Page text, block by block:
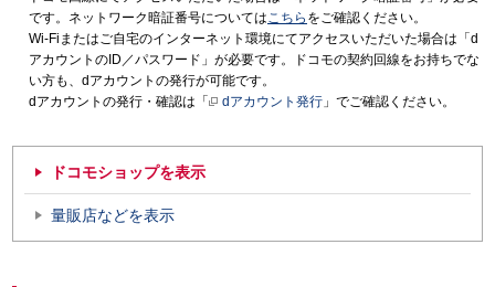
です。ネットワーク暗証番号についてはこちら をご確認ください。
Wi-Fiまたはご自宅のインターネット環境にてアクセスいただいた場合は「d
アカウントのID／パスワード」が必要です。ドコモの契約回線をお持ちでな
い方も、dアカウントの発行が可能です。
dアカウントの発行・確認は「
dアカウント発行 」でご確認ください。
ドコモショップを表示
量販店などを表示